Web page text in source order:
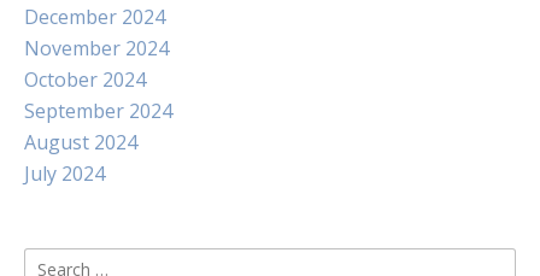
December 2024
November 2024
October 2024
September 2024
August 2024
July 2024
Search